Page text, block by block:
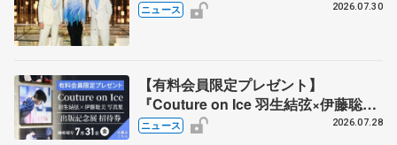
ニュース 2026.07.30
【有料会員限定プレゼント】
『Couture on Ice 羽生結弦×伊藤聡美
写真集』 出版記念展の招待券を5名様
ニュース 2026.07.28